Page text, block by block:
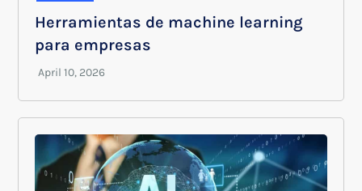
Herramientas de machine learning
para empresas